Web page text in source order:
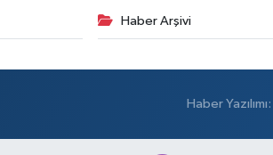
Haber Arşivi
Haber Yazılımı: